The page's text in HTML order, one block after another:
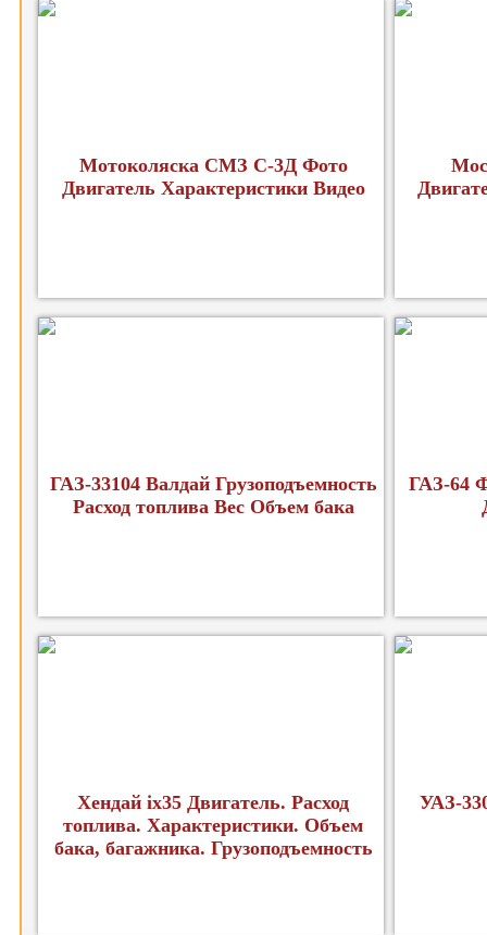
Мотоколяска СМЗ С-3Д Фото
Двигатель Характеристики Видео
ГАЗ-33104 Валдай Грузоподъемность
Расход топлива Вес Объем бака
ГАЗ-64
Хендай ix35 Двигатель. Расход
топлива. Характеристики. Объем
бака, багажника. Грузоподъемность
УАЗ-